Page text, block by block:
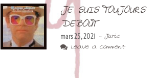
JE SUIS TOUJOURS
DEBOUT
mars 25, 2021 - Juric
Leave a Comment